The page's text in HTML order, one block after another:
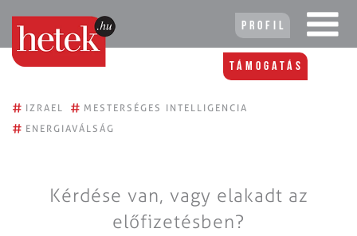
Profil
Támogatás
# IZRAEL # MESTERSÉGES INTELLIGENCIA
# ENERGIAVÁLSÁG
Kérdése van, vagy elakadt az
előfizetésben?